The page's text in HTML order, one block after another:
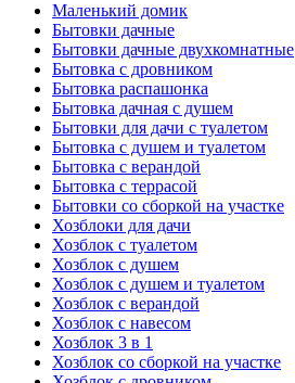
Маленький домик
Бытовки дачные
Бытовки дачные двухкомнатные
Бытовка с дровником
Бытовка распашонка
Бытовка дачная с душем
Бытовки для дачи с туалетом
Бытовка с душем и туалетом
Бытовка с верандой
Бытовка с террасой
Бытовки со сборкой на участке
Хозблоки для дачи
Хозблок с туалетом
Хозблок с душем
Хозблок с душем и туалетом
Хозблок с верандой
Хозблок с навесом
Хозблок 3 в 1
Хозблок со сборкой на участке